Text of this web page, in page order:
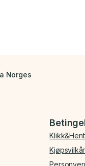
Norges
Klikk&Hent
Kjøpsvilkår